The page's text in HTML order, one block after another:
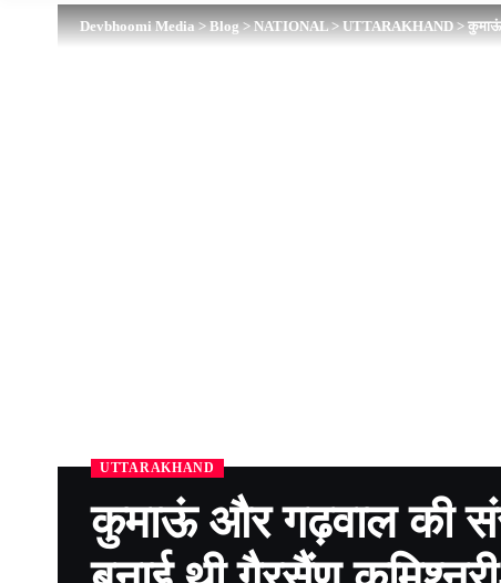
Devbhoomi Media>Blog>NATIONAL>UTTARAKHAND>कुमाऊं
UTTARAKHAND
कुमाऊं और गढ़वाल की